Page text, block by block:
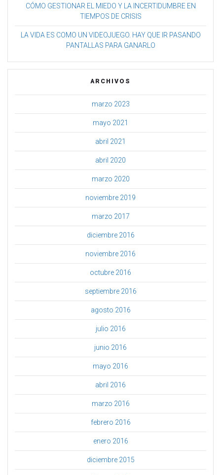
CÓMO GESTIONAR EL MIEDO Y LA INCERTIDUMBRE EN
TIEMPOS DE CRISIS
LA VIDA ES COMO UN VIDEOJUEGO. HAY QUE IR PASANDO
PANTALLAS PARA GANARLO
ARCHIVOS
marzo 2023
mayo 2021
abril 2021
abril 2020
marzo 2020
noviembre 2019
marzo 2017
diciembre 2016
noviembre 2016
octubre 2016
septiembre 2016
agosto 2016
julio 2016
junio 2016
mayo 2016
abril 2016
marzo 2016
febrero 2016
enero 2016
diciembre 2015